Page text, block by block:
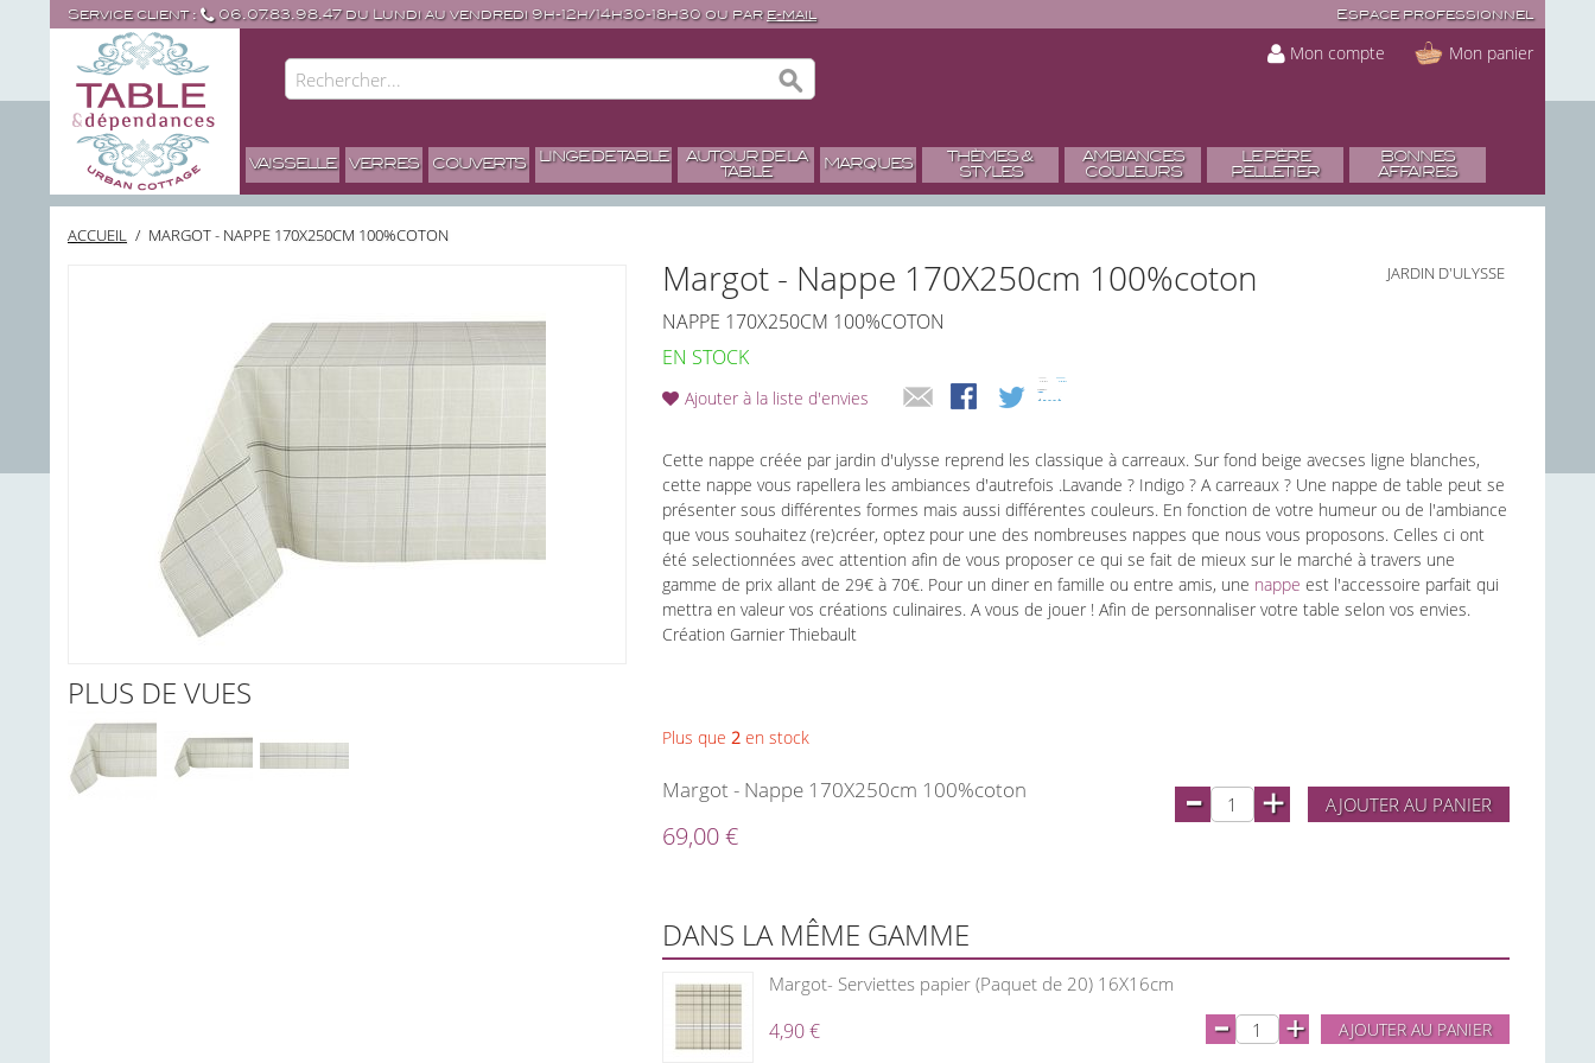
Service client : 06.07.83.98.47 du Lundi au vendredi 9h-12h/14h30-18h30 ou par e-mail Espace professionnel
Mon compte Mon panier
VAISSELLE VERRES COUVERTS LINGE DE TABLE
AUTOUR DE LA
TABLE
MARQUES
THÈMES &
STYLES
AMBIANCES
COULEURS
LE PÈRE
PELLETIER
BONNES
AFFAIRES
ACCUEIL / MARGOT - NAPPE 170X250CM 100%COTON
PLUS DE VUES
Margot - Nappe 170X250cm 100%coton
NAPPE 170X250CM 100%COTON
JARDIN D'ULYSSE
EN STOCK
Ajouter à la liste d'envies
Cette nappe créée par jardin d'ulysse reprend les classique à carreaux. Sur fond beige avecses ligne blanches,
cette nappe vous rapellera les ambiances d'autrefois .Lavande ? Indigo ? A carreaux ? Une nappe de table peut se
présenter sous différentes formes mais aussi différentes couleurs. En fonction de votre humeur ou de l'ambiance
que vous souhaitez (re)créer, optez pour une des nombreuses nappes que nous vous proposons. Celles ci ont
été selectionnées avec attention afin de vous proposer ce qui se fait de mieux sur le marché à travers une
gamme de prix allant de 29€ à 70€. Pour un diner en famille ou entre amis, une nappe est l'accessoire parfait qui
mettra en valeur vos créations culinaires. A vous de jouer ! Afin de personnaliser votre table selon vos envies.
Création Garnier Thiebault
Plus que 2 en stock
Margot - Nappe 170X250cm 100%coton
AJOUTER AU PANIER
- +
69,00 €
DANS LA MÊME GAMME
Margot- Serviettes papier (Paquet de 20) 16X16cm
4,90 € AJOUTER AU PANIER
- +